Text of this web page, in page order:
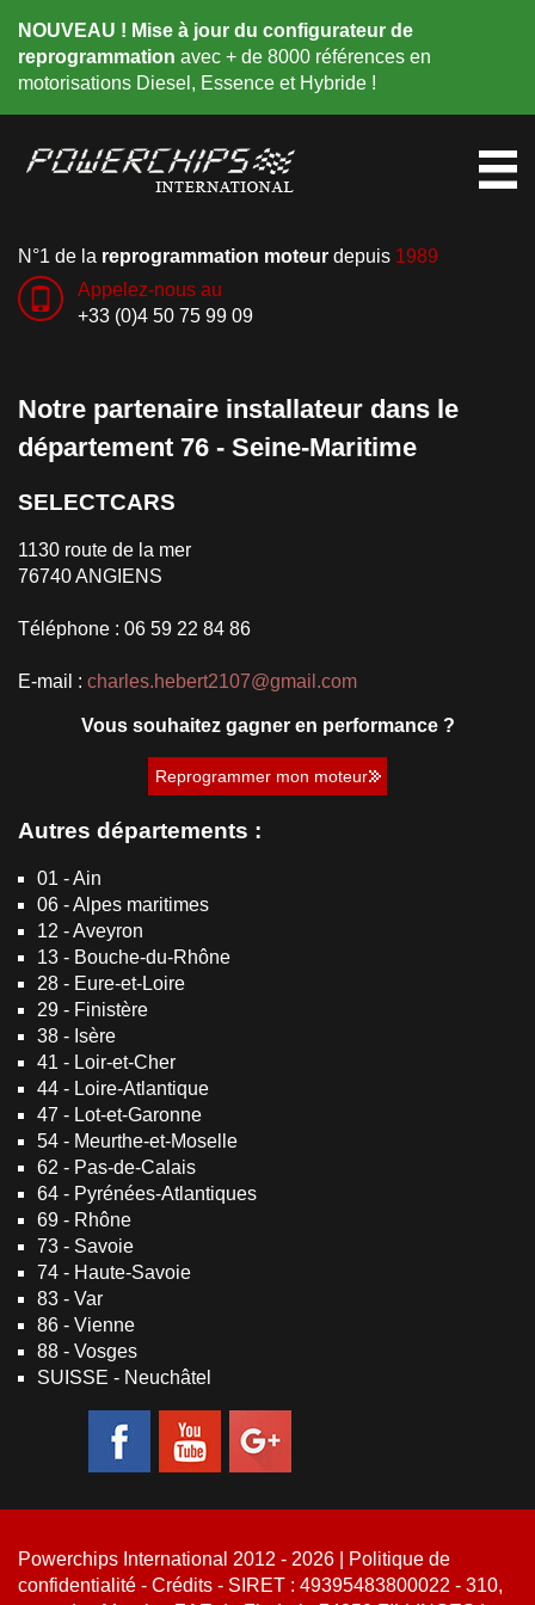
NOUVEAU ! Mise à jour du configurateur de
reprogrammation avec + de 8000 références en
motorisations Diesel, Essence et Hybride !
N°1 de la reprogrammation moteur depuis 1989
Appelez-nous au
+33 (0)4 50 75 99 09
Notre partenaire installateur dans le
département 76 - Seine-Maritime
SELECTCARS
1130 route de la mer
76740 ANGIENS
Téléphone : 06 59 22 84 86
E-mail : charles.hebert2107@gmail.com
Vous souhaitez gagner en performance ?
Reprogrammer mon moteur
Autres départements :
01 - Ain
06 - Alpes maritimes
12 - Aveyron
13 - Bouche-du-Rhône
28 - Eure-et-Loire
29 - Finistère
38 - Isère
41 - Loir-et-Cher
44 - Loire-Atlantique
47 - Lot-et-Garonne
54 - Meurthe-et-Moselle
62 - Pas-de-Calais
64 - Pyrénées-Atlantiques
69 - Rhône
73 - Savoie
74 - Haute-Savoie
83 - Var
86 - Vienne
88 - Vosges
SUISSE - Neuchâtel
Powerchips International 2012 - 2026 |
Politique de
confidentialité - Crédits - SIRET : 49395483800022 - 310,